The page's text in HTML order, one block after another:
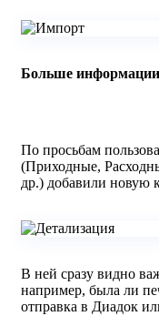
Больше информации
По просьбам
(Приходные,
др.) добавили новую
В ней сразу видно
например, была ли
отправка в Диадок